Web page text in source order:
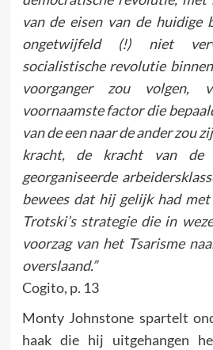
van de eisen van de huidige
ongetwijfeld (!) niet
socialistische revolutie
voorganger zou
voornaamste factor die
van de een naar de ander zou
kracht, de kracht van de
georganiseerde
bewees dat hij gelijk had
Trotski’s strategie die in
voorzag van het Tsarisme
overslaand.”
Cogito, p. 13
Monty Johnstone spartelt
haak die hij uitgehangen